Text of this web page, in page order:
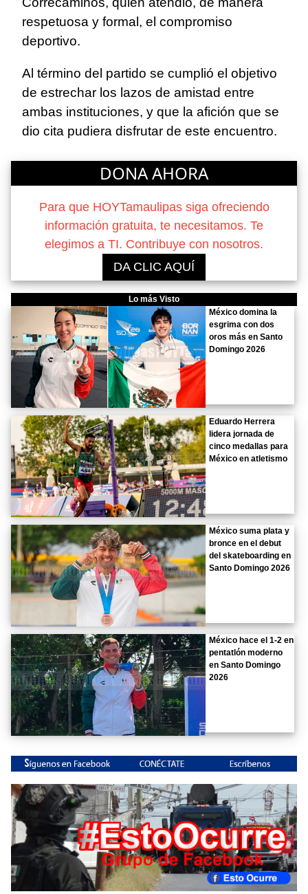
respetuosa y formal, el compromiso
deportivo.
Al término del partido se cumplió el objetivo
de estrechar los lazos de amistad entre
ambas instituciones, y que la afición que se
dio cita pudiera disfrutar de este encuentro.
DONA AHORA
Para que HOYTamaulipas siga ofreciendo
información gratuita, te necesitamos. Te
elegimos a TI. Contribuye con nosotros.
DA CLIC AQUÍ
Lo más Visto
México domina la
esgrima con dos
oros más en Santo
Domingo 2026
Eduardo Herrera
lidera jornada de
cinco medallas para
México en atletismo
México suma plata y
bronce en el debut
del skateboarding en
Santo Domingo 2026
México hace el 1-2 en
pentatlón moderno
en Santo Domingo
2026